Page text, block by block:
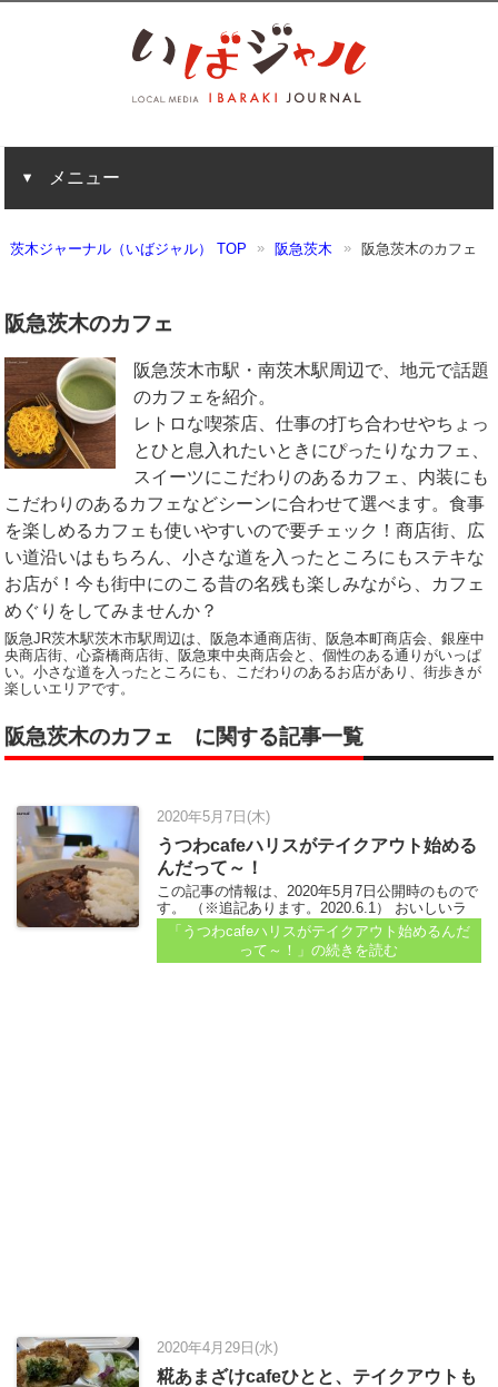
メニュー
茨木ジャーナル（いばジャル） TOP 阪急茨木 阪急茨木のカフェ
阪急茨木のカフェ
阪急茨木市駅・南茨木駅周辺で、地元で話題
のカフェを紹介。
レトロな喫茶店、仕事の打ち合わせやちょっ
とひと息入れたいときにぴったりなカフェ、
スイーツにこだわりのあるカフェ、内装にも
こだわりのあるカフェなどシーンに合わせて選べます。食事
を楽しめるカフェも使いやすいので要チェック！商店街、広
い道沿いはもちろん、小さな道を入ったところにもステキな
お店が！今も街中にのこる昔の名残も楽しみながら、カフェ
めぐりをしてみませんか？
阪急JR茨木駅茨木市駅周辺は、阪急本通商店街、阪急本町商店会、銀座中
央商店街、心斎橋商店街、阪急東中央商店会と、個性のある通りがいっぱ
い。小さな道を入ったところにも、こだわりのあるお店があり、街歩きが
楽しいエリアです。
阪急茨木のカフェ に関する記事一覧
2020年5月7日(木)
うつわcafeハリスがテイクアウト始める
んだって～！
この記事の情報は、2020年5月7日公開時のもので
す。 （※追記あります。2020.6.1） おいしいラ
ンチタイムを過ごせたなぁと気分よくっ、大切に
大切に温めているうちに「しまった、温めすぎて
る！」ということ）が、たまにあります。写真と
「うつわcafeハリスがテイクアウト始めるんだ
って～！」の続きを読む
2020年4月29日(水)
糀あまざけcafeひとと、テイクアウトも